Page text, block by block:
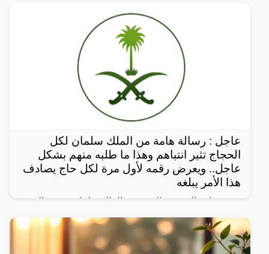
عاجل : رسالة هامة من الملك سلمان لكل
الحجاج تثير انتباهم وهذا ما طلبه منهم بشكل
عاجل.. ويعرض رقمه لأول مرة لكل حاج يصادف
هذا الأمر يبلغه
رحب خادم الحرمين الشريفين الملك سلمان بن عبدالعزيز
آل سعود، بالقادمين إلى المملكة من مختلف دول العالم
لأداء مناسك الحج.